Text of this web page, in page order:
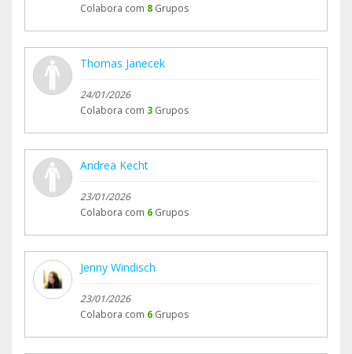
Colabora com 8 Grupos
Thomas Janecek
24/01/2026
Colabora com 3 Grupos
Andrea Kecht
23/01/2026
Colabora com 6 Grupos
Jenny Windisch
23/01/2026
Colabora com 6 Grupos